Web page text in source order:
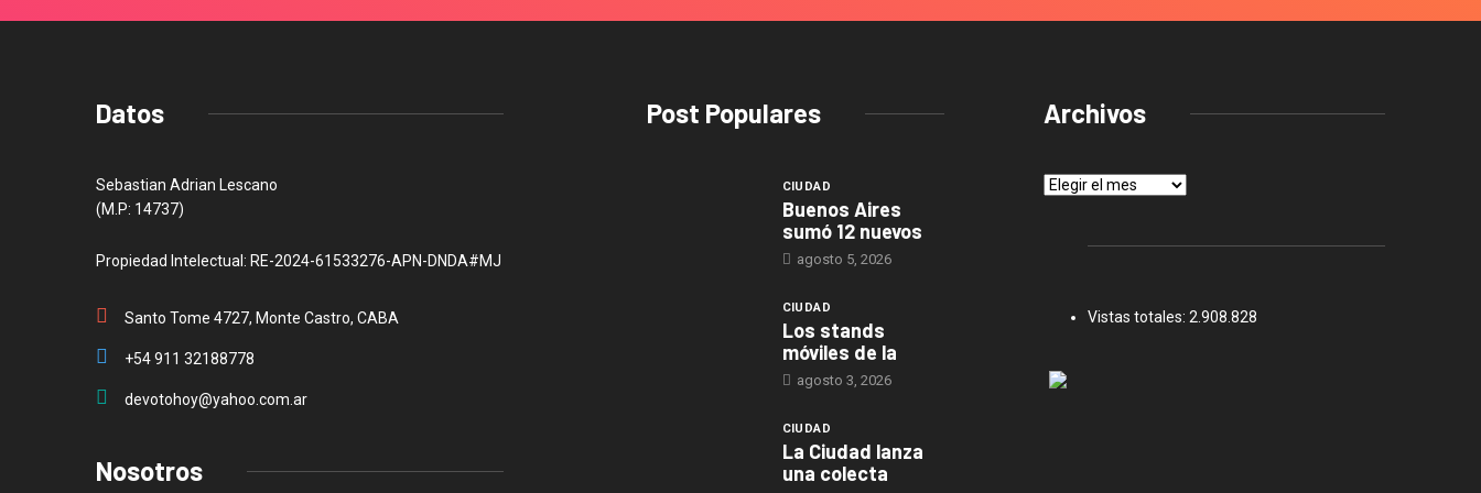
Datos
Sebastian Adrian Lescano
(M.P: 14737)
Propiedad Intelectual: RE-2024-61533276-APN-DNDA#MJ
Santo Tome 4727, Monte Castro, CABA
+54 911 32188778
devotohoy@yahoo.com.ar
Nosotros
Post Populares
CIUDAD
Buenos Aires
sumó 12 nuevos
agosto 5, 2026
CIUDAD
Los stands
móviles de la
agosto 3, 2026
CIUDAD
La Ciudad lanza
una colecta
Archivos
Archivos
Vistas totales: 2.908.828